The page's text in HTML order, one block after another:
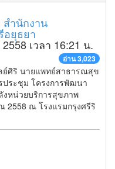
สำนักงาน
ยุธยา
เวลา 16:21 น.
อ่าน 3,023
ย์ศิริ นายแพทย์สาธารณสุข
ประชุม โครงการพัฒนา
งหน่วยบริการสุขภาพ
2558 ณ โรงแรมกรุงศรีริ